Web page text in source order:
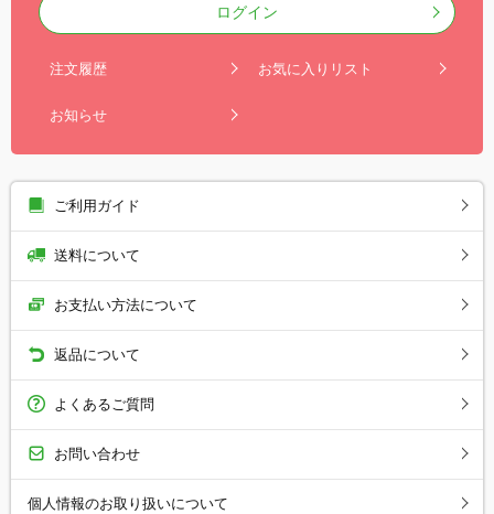
ログイン
注文履歴 お気に入りリスト
お知らせ
ご利用ガイド
送料について
お支払い方法について
返品について
よくあるご質問
お問い合わせ
個人情報のお取り扱いについて